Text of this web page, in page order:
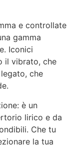
e controllate
gamma
Iconici
il vibrato, che
che
è un
lirico e da
Che tu
la tua